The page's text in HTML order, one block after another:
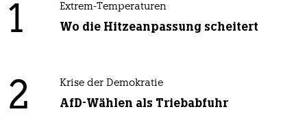
1 Extrem-Temperaturen
Wo die Hitzeanpassung scheitert
2 Krise der Demokratie
AfD-Wählen als Triebabfuhr